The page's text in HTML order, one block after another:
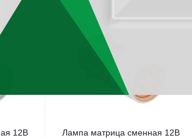
12В
Лампа матрица сменная 12В